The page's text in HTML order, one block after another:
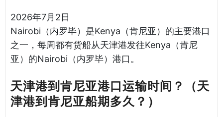
2026年7月2日
Nairobi（内罗毕）是Kenya（肯尼亚）的主要港口
之一，每周都有货船从天津港发往Kenya（肯尼
亚）的Nairobi（内罗毕）港口。
天津港到肯尼亚港口运输时间？（天
津港到肯尼亚船期多久？）